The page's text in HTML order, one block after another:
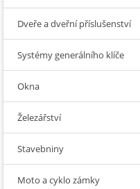
Dveře a dveřní příslušenství
Systémy generálního klíče
Okna
Železářství
Stavebniny
Moto a cyklo zámky